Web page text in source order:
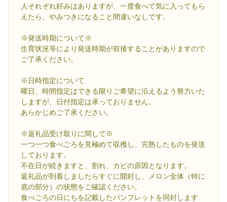
人それぞれ好みはありますが、一度食べて気に入ってもら
えたら、やみつきになること間違いなしです。
※発送時期について※
生育状況等により発送時期が前後することがありますので
ご了承ください。
※日時指定について
曜日、時間指定はできる限りご希望に沿えるよう努力いた
しますが、日付指定は承っておりません。
あらかじめご了承ください。
※返礼品受け取りに関して※
一つ一つ食べごろを見極めて収穫し、完熟したものを発送
しております。
不在日が続きますと、割れ、カビの原因となります。
返礼品が到着しましたらすぐに開封し、メロン全体（特に
底の部分）の状態をご確認ください。
食べごろの日にちを記載したパンフレットを同封します